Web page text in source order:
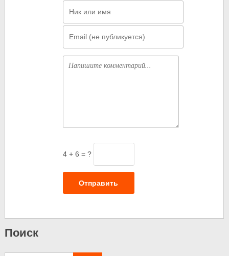
Комментарий
4 + 6 = ?
Отправить
Поиск